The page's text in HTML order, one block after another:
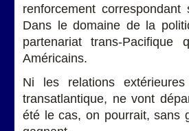
renforcement
Dans le domaine de la
partenariat trans-Pacifique
Américains.
Ni les relations
transatlantique, ne vont
été le cas, on pourrait, sans